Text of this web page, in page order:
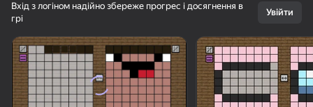
Поверніть пристрій
Гра працює тільки в горизонтальній
орієнтації
Вхід з логіном надійно збереже прогрес і досягнення в
грі
Увійти